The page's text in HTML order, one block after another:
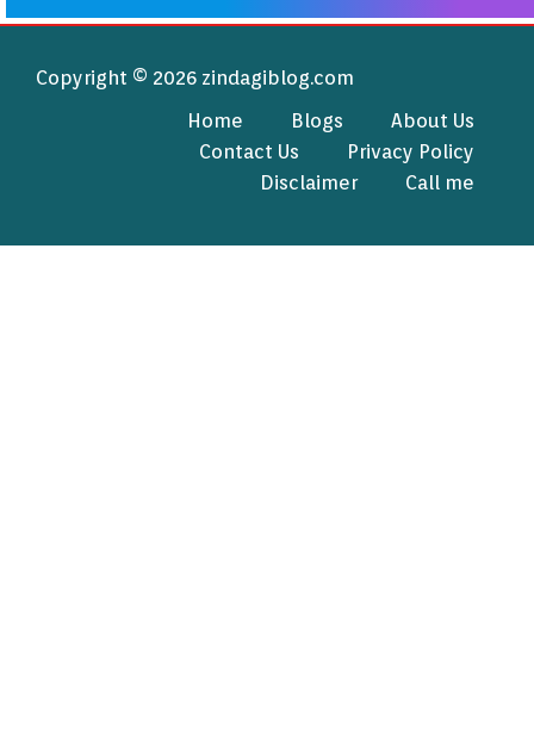
Copyright © 2026 zindagiblog.com
Home
Blogs
About Us
Contact Us
Privacy Policy
Disclaimer
Call me